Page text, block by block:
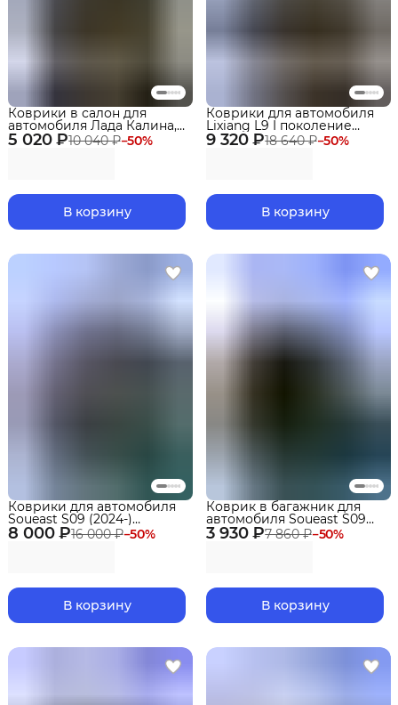
5 020 ₽10 040 ₽−50%
Коврики в салон для
автомобиля Лада Калина,
Лада Гранта, Датсун Ми-
До, Он-До, Эва, Ева
В корзину
9 320 ₽18 640 ₽−50%
Коврики для автомобиля
Lixiang L9 I поколение
(2022-) Premium ("EVA 3D")
в cалон
В корзину
8 000 ₽16 000 ₽−50%
Коврики для автомобиля
Soueast S09 (2024-)
Premium ("EVA 3D") в
cалон
В корзину
3 930 ₽7 860 ₽−50%
Коврик в багажник для
автомобиля Soueast S09
со сложенным 3 рядом
(2024-) EVA 3D Premium
В корзину